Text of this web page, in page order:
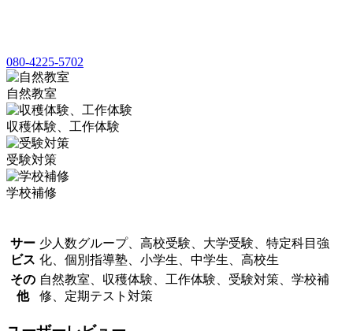
080-4225-5702
自然教室
収穫体験、工作体験
受験対策
学校補修
サー
ビス
少人数グループ、高校受験、大学受験、特定科目強
化、個別指導塾、小学生、中学生、高校生
その
他
自然教室、収穫体験、工作体験、受験対策、学校補
修、定期テスト対策